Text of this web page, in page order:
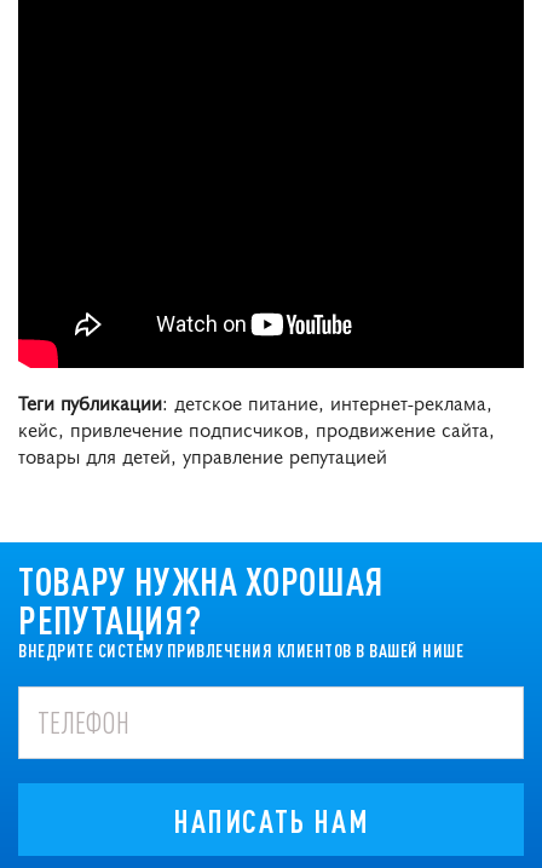
Теги публикации: детское питание, интернет-реклама,
кейс, привлечение подписчиков, продвижение сайта,
товары для детей, управление репутацией
ТОВАРУ НУЖНА ХОРОШАЯ
РЕПУТАЦИЯ?
ВНЕДРИТЕ СИСТЕМУ ПРИВЛЕЧЕНИЯ КЛИЕНТОВ В ВАШЕЙ НИШЕ
НАПИСАТЬ НАМ